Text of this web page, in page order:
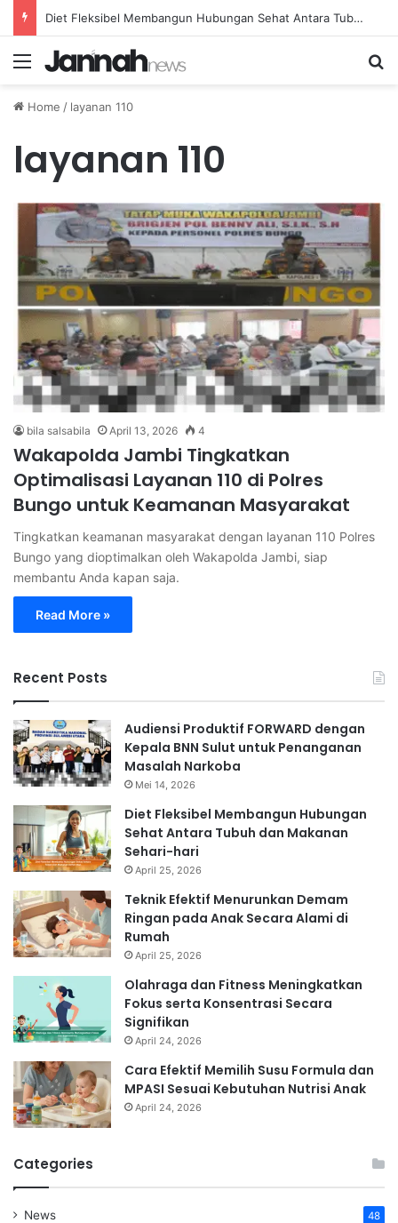
Diet Fleksibel Membangun Hubungan Sehat Antara Tubuh dan Makanan Sehari-hari
Menu
Home / layanan 110
layanan 110
bila salsabila April 13, 2026 4
Wakapolda Jambi Tingkatkan
Optimalisasi Layanan 110 di Polres
Bungo untuk Keamanan Masyarakat
Tingkatkan keamanan masyarakat dengan layanan 110 Polres
Bungo yang dioptimalkan oleh Wakapolda Jambi, siap
membantu Anda kapan saja.
Read More »
Recent Posts
Audiensi Produktif FORWARD dengan
Kepala BNN Sulut untuk Penanganan
Masalah Narkoba
Mei 14, 2026
Diet Fleksibel Membangun Hubungan
Sehat Antara Tubuh dan Makanan
Sehari-hari
April 25, 2026
Teknik Efektif Menurunkan Demam
Ringan pada Anak Secara Alami di
Rumah
April 25, 2026
Olahraga dan Fitness Meningkatkan
Fokus serta Konsentrasi Secara
Signifikan
April 24, 2026
Cara Efektif Memilih Susu Formula dan
MPASI Sesuai Kebutuhan Nutrisi Anak
April 24, 2026
Categories
News 48